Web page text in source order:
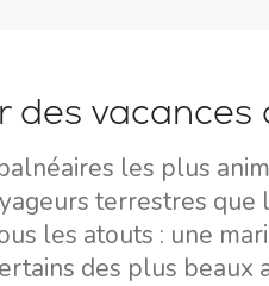
des vacances
les plus
terrestres que
les atouts : une
des plus beaux